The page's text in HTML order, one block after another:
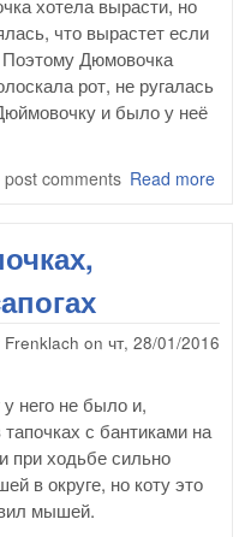
хотела вырасти, но
что вырастет если
Поэтому Дюмовочка
рот, не ругалась
и было у неё
Read more
post comments
on чт, 28/01/2016
него не было и,
с бантиками на
при ходьбе сильно
в округе, но коту это
мышей.